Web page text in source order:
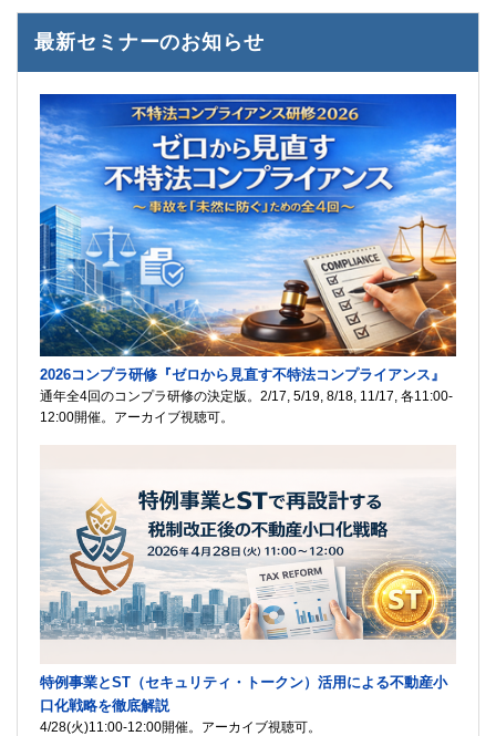
最新セミナーのお知らせ
2026コンプラ研修『ゼロから見直す不特法コンプライアンス』
通年全4回のコンプラ研修の決定版。2/17, 5/19, 8/18, 11/17, 各11:00-
12:00開催。アーカイブ視聴可。
特例事業とST（セキュリティ・トークン）活用による不動産小
口化戦略を徹底解説
4/28(火)11:00-12:00開催。アーカイブ視聴可。